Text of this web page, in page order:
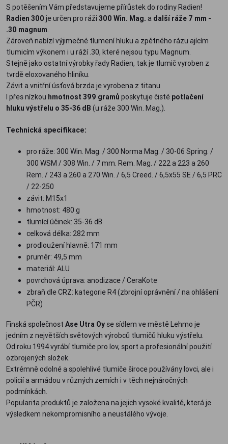
S potěšením Vám představujeme přírůstek do rodiny Radien!
Radien 300 je určen pro ráži 300 Win. Mag. a další ráže 7 mm -
.30 magnum.
Zároveň nabízí výjimečné tlumení hluku a zpětného rázu ajícím
tlumicím výkonem i u ráží .30, které nejsou typu Magnum.
Stejně jako ostatní výrobky řady Radien, tak je tlumič vyroben z
tvrdě eloxovaného hliníku.
Závit a vnitřní úsťová brzda je vyrobena z titanu
I přes nízkou hmotnost 399 gramů poskytuje čisté potlačení
hluku výstřelu o 35-36 dB (u ráže 300 Win. Mag.).
Technická specifikace:
pro ráže: 300 Win. Mag. / 300 Norma Mag. / 30-06 Spring. /
300 WSM / 308 Win. / 7 mm. Rem. Mag. / 222 a 223 a 260
Rem. / 243 a 260 a 270 Win. / 6,5 Creed. / 6,5x55 SE / 6,5 PRC
/ 22-250
závit: M15x1
hmotnost: 480 g
tlumící účinek: 35-36 dB
celková délka: 282 mm
prodloužení hlavně: 171 mm
pruměr: 49,5 mm
materiál: ALU
povrchová úprava: anodizace / CeraKote
zbraň dle CRZ: kategorie R4 (zbrojní oprávnění / na ohlášení
PČR)
Finská společnost Ase Utra Oy se sídlem ve městě Lehmo je
jedním z největších světových výrobců tlumičů hluku výstřelu.
Od roku 1994 vyrábí tlumiče pro lov, sport a profesionální použití
ozbrojených složek.
Extrémně odolné a spolehlivé tlumiče široce používány lovci, ale i
policií a armádou v různých zemích i v těch nejnáročných
podmínkách.
Popularita produktů je založena na jejich vysoké kvalitě, která je
výsledkem nekompromisního a neustálého vývoje.